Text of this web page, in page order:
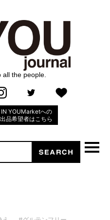
the people.
IN YOUMarketへの
出品希望者はこちら